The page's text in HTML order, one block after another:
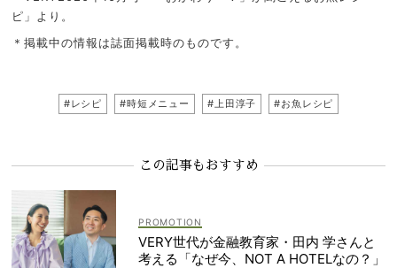
ピ」より。
＊掲載中の情報は誌面掲載時のものです。
#レシピ #時短メニュー #上田淳子 #お魚レシピ
この記事もおすすめ
VERY世代が金融教育家・田内 学さんと
考える「なぜ今、NOT A HOTELなの？」